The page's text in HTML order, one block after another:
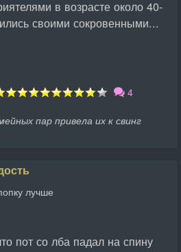
в возрасте около 40-
своими сокровенными...
4
пар привела их к свинг
лучше
пот со лба падал на спину